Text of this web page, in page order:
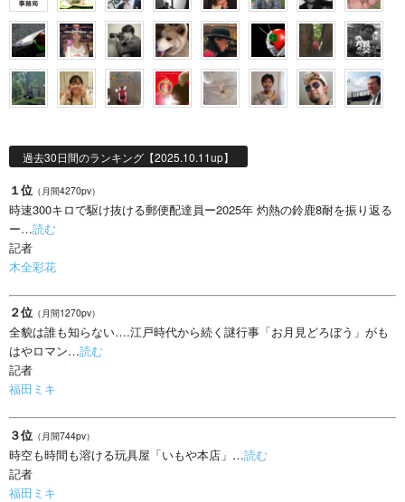
過去30日間のランキング【2025.10.11up】
１位 （月間4270pv）
時速300キロで駆け抜ける郵便配達員ー2025年 灼熱の鈴鹿8耐を振り返る
ー…読む
記者
木全彩花
２位 （月間1270pv）
全貌は誰も知らない….江戸時代から続く謎行事「お月見どろぼう」がも
はやロマン…読む
記者
福田ミキ
３位 （月間744pv）
時空も時間も溶ける玩具屋「いもや本店」…読む
記者
福田ミキ